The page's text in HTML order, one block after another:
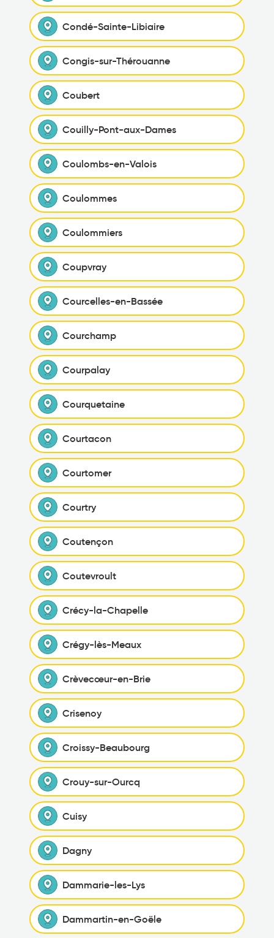
Condé-Sainte-Libiaire
Congis-sur-Thérouanne
Coubert
Couilly-Pont-aux-Dames
Coulombs-en-Valois
Coulommes
Coulommiers
Coupvray
Courcelles-en-Bassée
Courchamp
Courpalay
Courquetaine
Courtacon
Courtomer
Courtry
Coutençon
Coutevroult
Crécy-la-Chapelle
Crégy-lès-Meaux
Crèvecœur-en-Brie
Crisenoy
Croissy-Beaubourg
Crouy-sur-Ourcq
Cuisy
Dagny
Dammarie-les-Lys
Dammartin-en-Goële